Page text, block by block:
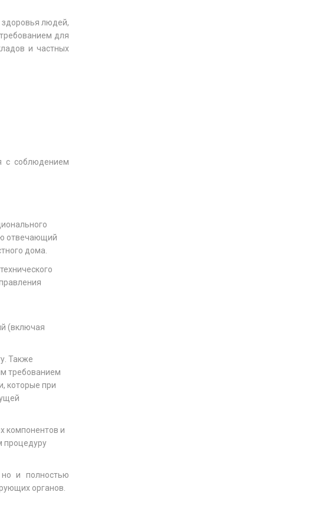
людей,
для
и частных
с соблюдением
отвечающий
дома.
(включая
Также
требованием
которые при
компонентов и
процедуру
но и полностью
органов.